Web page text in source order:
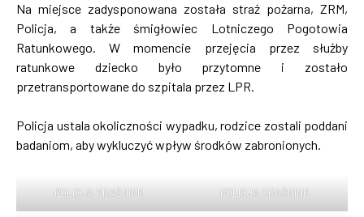
Na miejsce zadysponowana została straż pożarna, ZRM,
Policja, a także śmigłowiec Lotniczego Pogotowia
Ratunkowego. W momencie przejęcia przez służby
ratunkowe dziecko było przytomne i zostało
przetransportowane do szpitala przez LPR.
Policja ustala okoliczności wypadku, rodzice zostali poddani
badaniom, aby wykluczyć wpływ środków zabronionych.
POLICJA KRAŚNINK POLICJA KRAŚNINK